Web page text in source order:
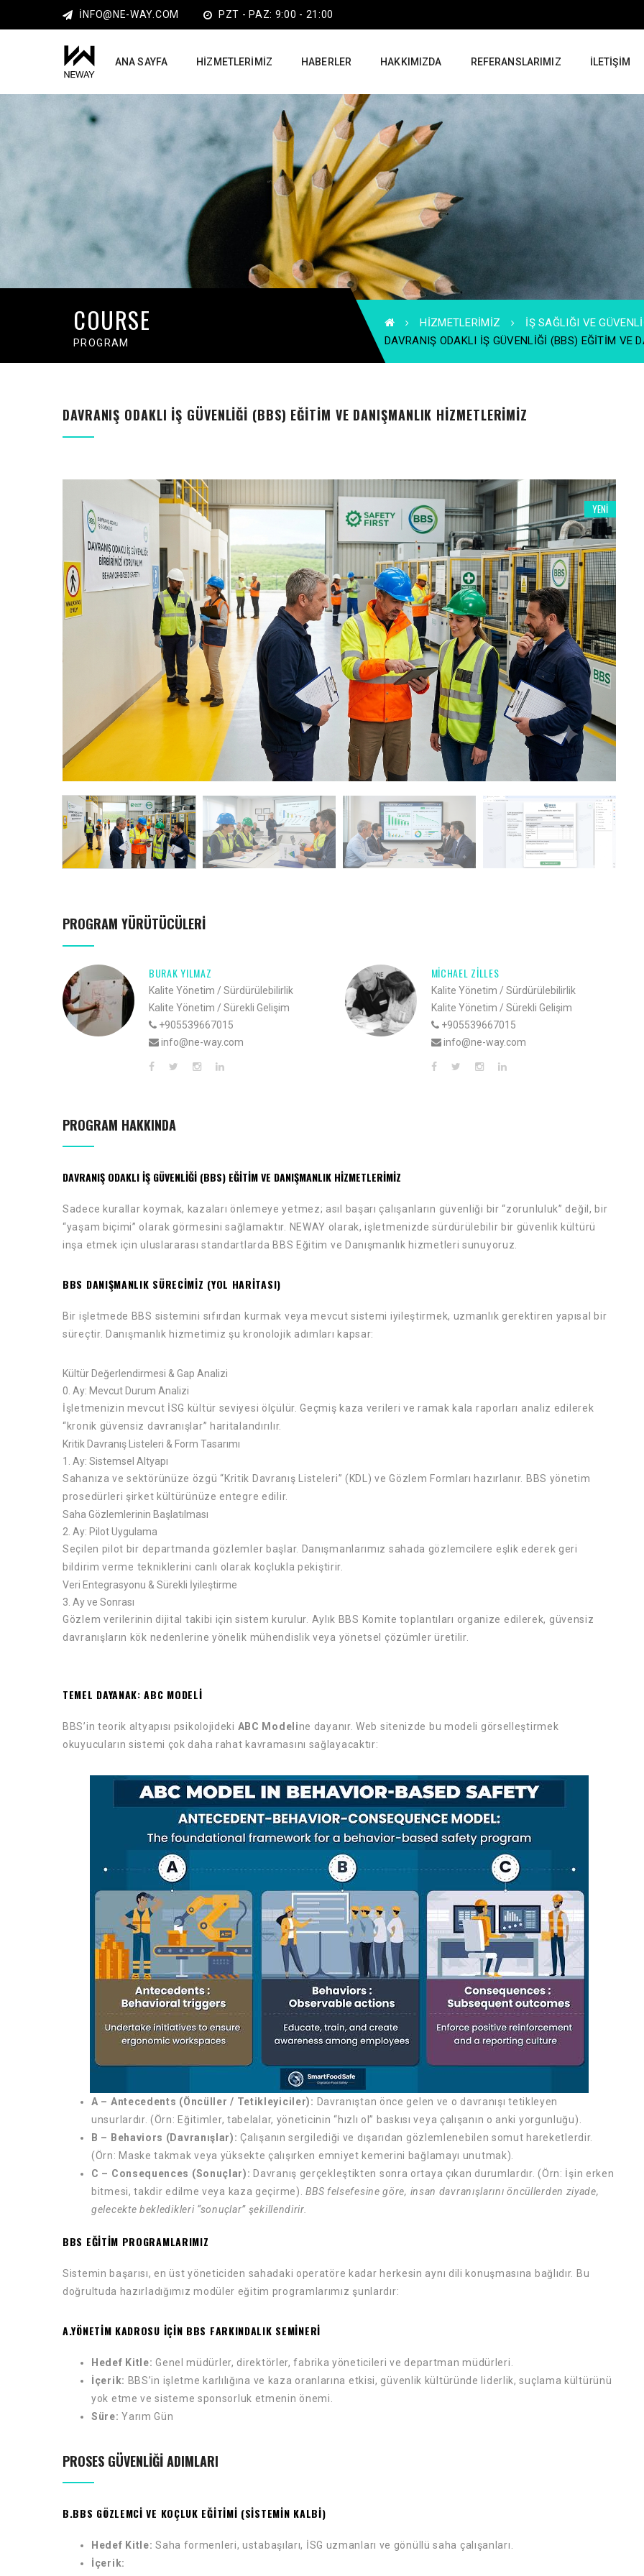
INFO@NE-WAY.COM PZT - PAZ: 9:00 - 21:00
ANA SAYFA HIZMETLERIMIZ HABERLER HAKKIMIZDA REFERANSLARIMIZ İLETIŞIM
COURSE
PROGRAM
HIZMETLERIMIZ
İŞ SAĞLIĞI VE
DAVRANIŞ ODAKLI İŞ GÜVENLIĞI (BBS) EĞITIM VE
DAVRANIŞ ODAKLI İŞ GÜVENLIĞI (BBS) EĞITIM VE DANIŞMANLIK HIZMETLERIMIZ
YENI
PROGRAM YÜRÜTÜCÜLERI
MICHAEL ZILLES
Kalite Yönetim / Sürdürülebilirlik
Kalite Yönetim / Sürekli Gelişim
+905539667015
info@ne-way.com
DERIN TEMEL
Kalite Yönetim / Sürdürülebilirlik
Kalite Yönetim / Sürekli Gelişim
+905539667015
info@ne-way.com
PROGRAM HAKKINDA
DAVRANIŞ ODAKLI IŞ GÜVENLIĞI (BBS) EĞITIM VE DANIŞMANLIK HIZMETLERIMIZ
Sadece kurallar koymak, kazaları önlemeye yetmez; asıl başarı çalışanların güvenliği bir “zorunluluk” değil, bir
“yaşam biçimi” olarak görmesini sağlamaktır. NEWAY olarak, işletmenizde sürdürülebilir bir güvenlik kültürü
inşa etmek için uluslararası standartlarda BBS Eğitim ve Danışmanlık hizmetleri sunuyoruz.
BBS DANIŞMANLIK SÜRECİMİZ (YOL HARİTASI)
Bir işletmede BBS sistemini sıfırdan kurmak veya mevcut sistemi iyileştirmek, uzmanlık gerektiren yapısal bir
süreçtir. Danışmanlık hizmetimiz şu kronolojik adımları kapsar:
Kültür Değerlendirmesi & Gap Analizi
0. Ay: Mevcut Durum Analizi
İşletmenizin mevcut İSG kültür seviyesi ölçülür. Geçmiş kaza verileri ve ramak kala raporları analiz edilerek
“kronik güvensiz davranışlar” haritalandırılır.
Kritik Davranış Listeleri & Form Tasarımı
1. Ay: Sistemsel Altyapı
Sahanıza ve sektörünüze özgü “Kritik Davranış Listeleri” (KDL) ve Gözlem Formları hazırlanır. BBS yönetim
prosedürleri şirket kültürünüze entegre edilir.
Saha Gözlemlerinin Başlatılması
2. Ay: Pilot Uygulama
Seçilen pilot bir departmanda gözlemler başlar. Danışmanlarımız sahada gözlemcilere eşlik ederek geri
bildirim verme tekniklerini canlı olarak koçlukla pekiştirir.
Veri Entegrasyonu & Sürekli İyileştirme
3. Ay ve Sonrası
Gözlem verilerinin dijital takibi için sistem kurulur. Aylık BBS Komite toplantıları organize edilerek, güvensiz
davranışların kök nedenlerine yönelik mühendislik veya yönetsel çözümler üretilir.
TEMEL DAYANAK: ABC MODELİ
BBS’in teorik altyapısı psikolojideki ABC Modeline dayanır. Web sitenizde bu modeli görselleştirmek
okuyucuların sistemi çok daha rahat kavramasını sağlayacaktır:
A – Antecedents (Öncüller / Tetikleyiciler): Davranıştan önce gelen ve o davranışı tetikleyen
unsurlardır. (Örn: Eğitimler, tabelalar, yöneticinin “hızlı ol” baskısı veya çalışanın o anki yorgunluğu).
B – Behaviors (Davranışlar): Çalışanın sergilediği ve dışarıdan gözlemlenebilen somut hareketlerdir.
(Örn: Maske takmak veya yüksekte çalışırken emniyet kemerini bağlamayı unutmak).
C – Consequences (Sonuçlar): Davranış gerçekleştikten sonra ortaya çıkan durumlardır. (Örn: İşin erken
bitmesi, takdir edilme veya kaza geçirme).BBS felsefesine göre, insan davranışlarını öncüllerden ziyade,
gelecekte bekledikleri “sonuçlar” şekillendirir.
BBS EĞITIM PROGRAMLARIMIZ
Sistemin başarısı, en üst yöneticiden sahadaki operatöre kadar herkesin aynı dili konuşmasına bağlıdır. Bu
doğrultuda hazırladığımız modüler eğitim programlarımız şunlardır:
A.YÖNETIM KADROSU IÇIN BBS FARKINDALIK SEMINERI
Hedef Kitle: Genel müdürler, direktörler, fabrika yöneticileri ve departman müdürleri.
İçerik: BBS’in işletme karlılığına ve kaza oranlarına etkisi, güvenlik kültüründe liderlik, suçlama kültürünü
yok etme ve sisteme sponsorluk etmenin önemi.
Süre: Yarım Gün
PROSES GÜVENLIĞI ADIMLARI
B.BBS GÖZLEMCİ VE KOÇLUK EĞİTİMİ (SİSTEMİN KALBİ)
Hedef Kitle: Saha formenleri, ustabaşıları, İSG uzmanları ve gönüllü saha çalışanları.
İçerik: